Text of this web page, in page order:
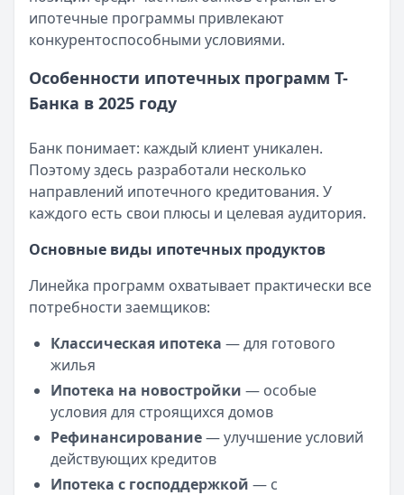
Рейтинг:4.7
Банк ЗЕНИТ— Наличными
Срок: до60мес.
ПСК:42.2%
Т-Банк— Под залог недвижимости
Сумма:200 000–30 000 000₽
Срок: до180мес.
ПСК:34.9%
Все кредиты
Кредитные карты — лучшие предложения
Банк ПСБ— Кредитная карта 180 дней без %
Льготный период:180 дней
Обслуживание:
Рейтинг:4.7
Банк ЗЕНИТ— Карта привилегий
Лимит: до2 000 000 ₽
Льготный период:120 дней
Обслуживание:
Сумма:100 000 ₽ – 5 000 000 ₽
Срок:до 5 лет
Рейтинг:4.6
Т-Банк— Под залог недвижимости
Срок:до 15 лет
ПСК:21,9 – 34,9 %
Рейтинг:4.5(13 отзывов)
ипотечные программы привлекают
конкурентоспособными условиями.
Особенности ипотечных программ Т-
Банка в 2025 году
Банк понимает: каждый клиент уникален.
Поэтому здесь разработали несколько
направлений ипотечного кредитования. У
каждого есть свои плюсы и целевая аудитория.
Основные виды ипотечных продуктов
Линейка программ охватывает практически все
потребности заемщиков:
Классическая ипотека — для готового
жилья
Ипотека на новостройки — особые
условия для строящихся домов
Рефинансирование— улучшение условий
действующих кредитов
Ипотека с господдержкой — с